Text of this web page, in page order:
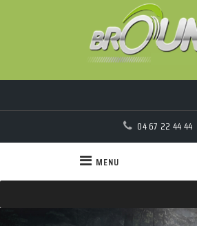
04 67 22 44 44
MENU